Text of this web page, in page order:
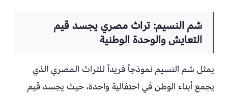
شم النسيم: تراث مصري يجسد قيم
التعايش والوحدة الوطنية
يمثل شم النسيم نموذجاً فريداً للتراث المصري الذي
يجمع أبناء الوطن في احتفالية واحدة، حيث يجسد قيم